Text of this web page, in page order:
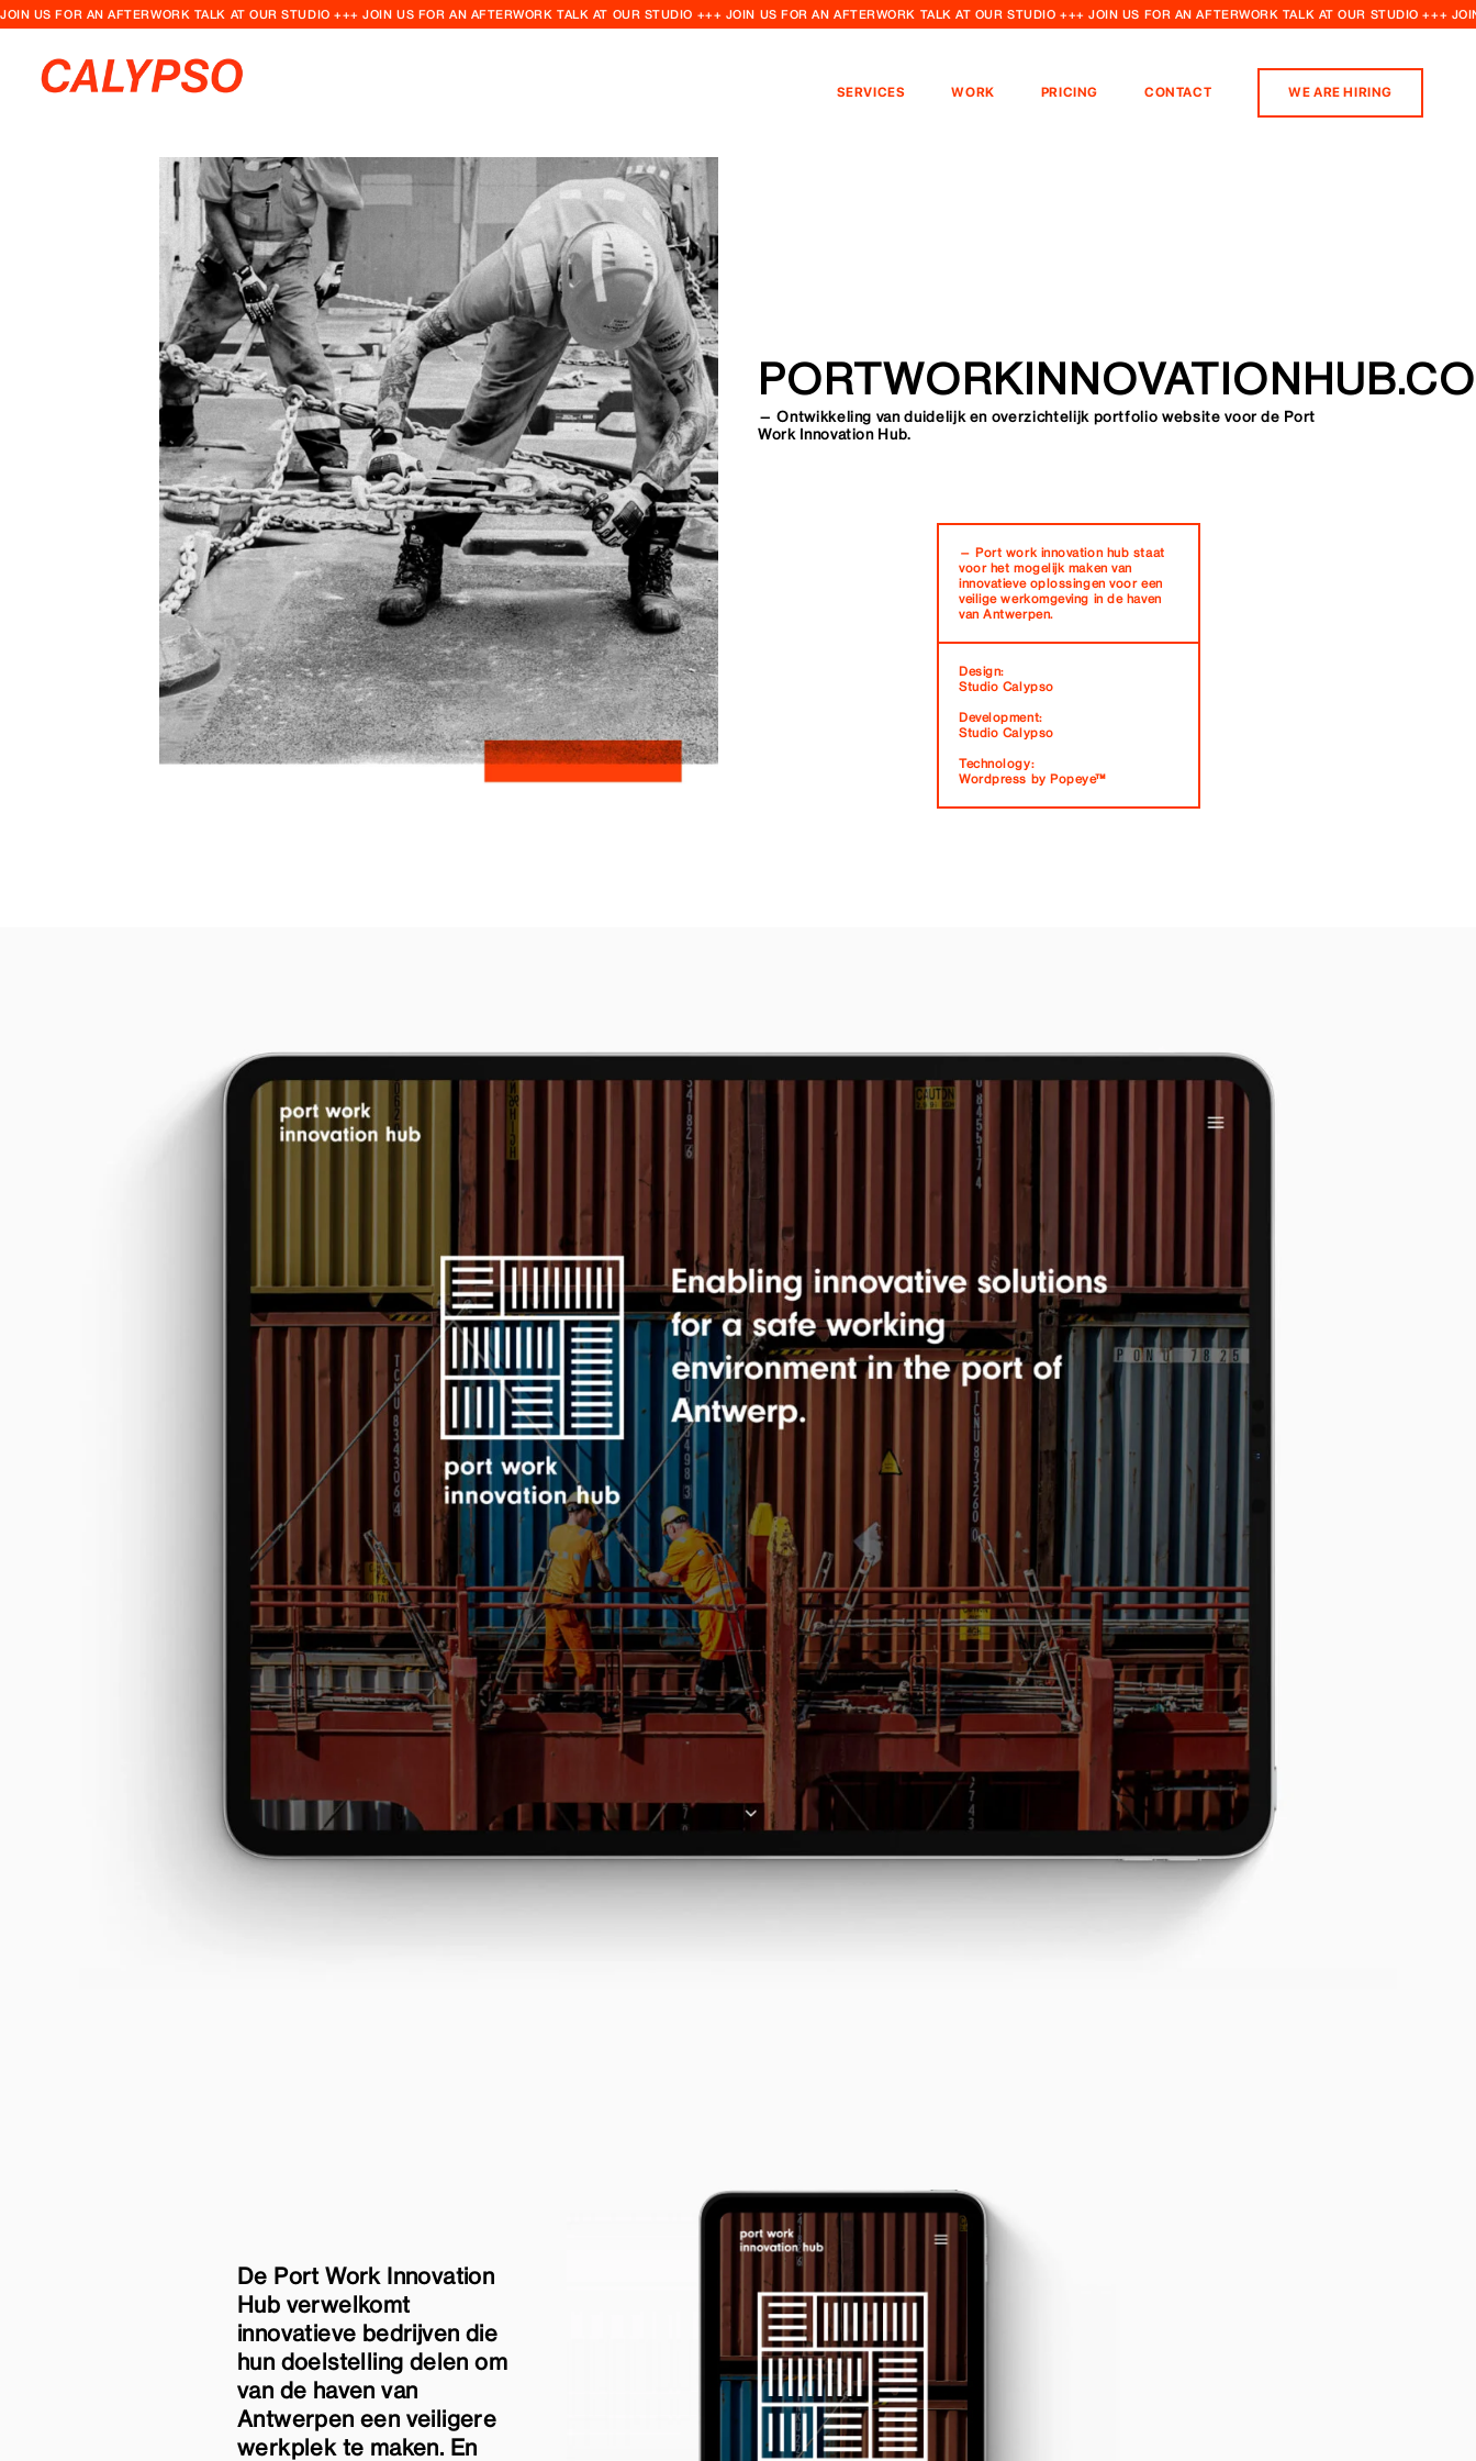
JOIN US FOR AN AFTERWORK TALK AT OUR STUDIO +++ JOIN US FOR AN AFTERWORK TALK AT OUR STUDIO +++ JOIN US FOR AN AFTERWORK TALK AT OUR STUDIO +++ JOIN US FOR AN AFTERWORK TALK AT OUR STUDIO +++
SERVICES WORK PRICING CONTACT WE ARE HIRING
— Ontwikkeling van duidelijk en overzichtelijk portfolio website voor de Port
Work Innovation Hub.
— Port work innovation hub staat
voor het mogelijk maken van
innovatieve oplossingen voor een
veilige werkomgeving in de haven
van Antwerpen.
Design:
Studio Calypso
Development:
Studio Calypso
Technology:
Wordpress by Popeye™
De Port Work Innovation
Hub verwelkomt
innovatieve bedrijven die
hun doelstelling delen om
van de haven van
Antwerpen een veiligere
werkplek te maken. En